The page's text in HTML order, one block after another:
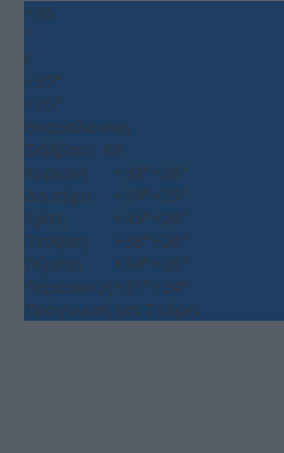
+36
°
C
+37°
+25°
Θεσσαλονίκη
Σάββατο, 08
Κυριακή
+38°+28°
Δευτέρα
+34°+25°
Τρίτη
+36°+26°
Τετάρτη
+38°+26°
Πέμπτη
+34°+26°
Παρασκευή+31°+24°
Πρόγνωση για 7 μέρες